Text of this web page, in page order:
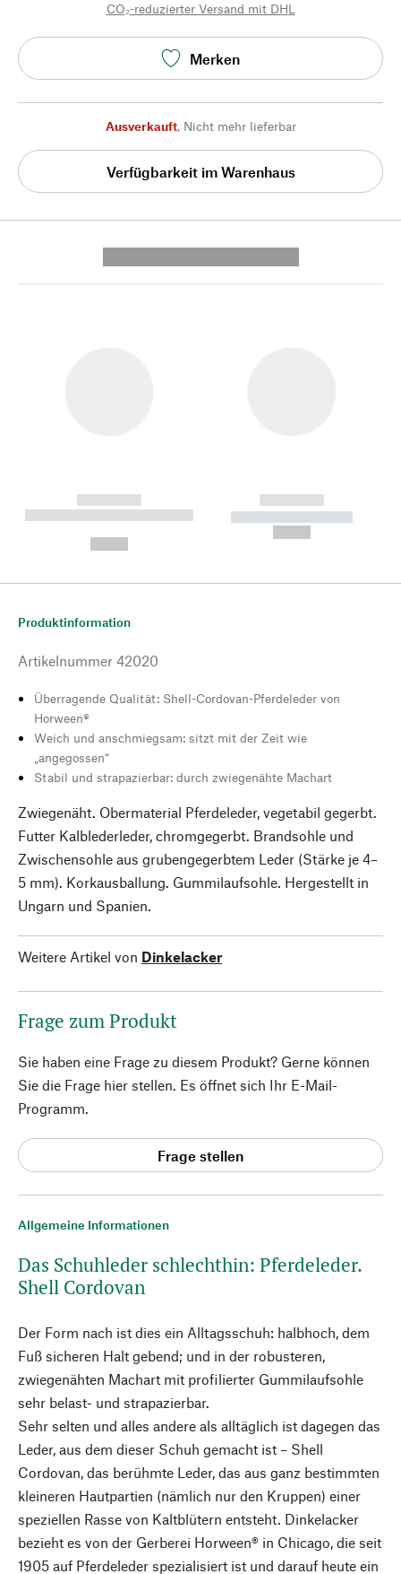
CO₂-reduzierter Versand mit DHL
Merken
Ausverkauft, Nicht mehr lieferbar
Verfügbarkeit im Warenhaus
------------
----------- ----------- --------
------------
----------- -----------
Allgemeine Informationen
Das Schuhleder schlechthin: Pferdeleder.
Shell Cordovan
Der Form nach ist dies ein Alltagsschuh: halbhoch, dem
Fuß sicheren Halt gebend; und in der robusteren,
zwiegenähten Machart mit profilierter Gummilaufsohle
sehr belast- und strapazierbar.
Sehr selten und alles andere als alltäglich ist dagegen das
Leder, aus dem dieser Schuh gemacht ist – Shell
Cordovan, das berühmte Leder, das aus ganz bestimmten
kleineren Hautpartien (nämlich nur den Kruppen) einer
speziellen Rasse von Kaltblütern entsteht. Dinkelacker
bezieht es von der Gerberei Horween® in Chicago, die seit
1905 auf Pferdeleder spezialisiert ist und darauf heute ein
Produktinformation
Artikelnummer 42020
Überragende Qualität: Shell-Cordovan-Pferdeleder von
Horween®
Weich und anschmiegsam: sitzt mit der Zeit wie
„angegossen“
Stabil und strapazierbar: durch zwiegenähte Machart
Zwiegenäht. Obermaterial Pferdeleder, vegetabil gegerbt.
Futter Kalblederleder, chromgegerbt. Brandsohle und
Zwischensohle aus grubengegerbtem Leder (Stärke je 4–
5 mm). Korkausballung. Gummilaufsohle. Hergestellt in
Ungarn und Spanien.
Weitere Artikel von Dinkelacker
Frage zum Produkt
Sie haben eine Frage zu diesem Produkt? Gerne können
Sie die Frage hier stellen. Es öffnet sich Ihr E-Mail-
Programm.
Frage stellen